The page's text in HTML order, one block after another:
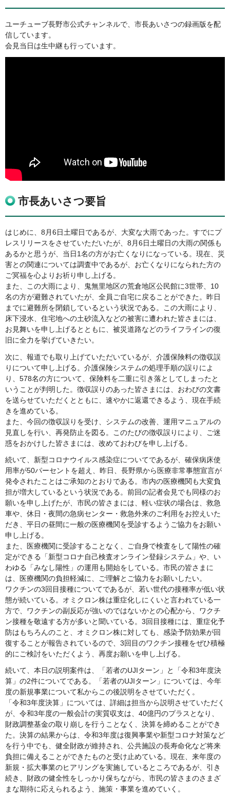
ユーチューブ長野市公式チャンネルで、市長あいさつの録画版を配
信しています。
会見当日は生中継も行っています。
市長あいさつ要旨
はじめに、8月6日土曜日であるが、大変な大雨であった。すでにプ
レスリリースをさせていただいたが、8月6日土曜日の大雨の関係も
あるかと思うが、当日1名の方がお亡くなりになっている。現在、災
害との関連については調査中であるが、お亡くなりになられた方の
ご冥福を心よりお祈り申し上げる。
また、この大雨により、鬼無里地区の荒倉地区公民館に3世帯、10
名の方が避難されていたが、全員ご自宅に戻ることができた。昨日
までに避難所を閉鎖しているという状況である。この大雨により、
床下浸水、住宅地への土砂流入などの被害に遭われた皆さまには、
お見舞いを申し上げるとともに、被災道路などのライフラインの復
旧に全力を挙げていきたい。
次に、報道でも取り上げていただいているが、介護保険料の徴収誤
りについて申し上げる。介護保険システムの処理手順の誤りによ
り、578名の方について、保険料を二重に引き落としてしまったと
いうことが判明した。徴収誤りのあった皆さまには、おわびの文書
を送らせていただくとともに、速やかに返還できるよう、現在手続
きを進めている。
また、今回の徴収誤りを受け、システムの改善、運用マニュアルの
見直しを行い、再発防止を図る。このたびの徴収誤りにより、ご迷
惑をおかけした皆さまには、改めておわびを申し上げる。
続いて、新型コロナウイルス感染症についてであるが、確保病床使
用率が50パーセントを超え、昨日、長野県から医療非常事態宣言が
発令されたことはご承知のとおりである。市内の医療機関も大変負
担が増大しているという状況である。前回の記者会見でも同様のお
願いを申し上げたが、市民の皆さまには、軽い症状の場合は、救急
車や、休日・夜間の急病センター・救急外来のご利用をお控えいた
だき、平日の昼間に一般の医療機関を受診するようご協力をお願い
申し上げる。
また、医療機関に受診することなく、ご自身で検査をして陽性の確
定ができる「新型コロナ自己検査オンライン登録システム」や、い
わゆる「みなし陽性」の運用も開始をしている。市民の皆さまに
は、医療機関の負担軽減に、ご理解とご協力をお願いしたい。
ワクチンの3回目接種についてであるが、若い世代の接種率が低い状
態が続いている。オミクロン株は重症化しにくいと言われている一
方で、ワクチンの副反応が強いのではないかとの心配から、ワクチ
ン接種を敬遠する方が多いと聞いている。3回目接種には、重症化予
防はもちろんのこと、オミクロン株に対しても、感染予防効果が回
復することが報告されているので、3回目のワクチン接種をぜひ積極
的にご検討をいただくよう、再度お願いを申し上げる。
続いて、本日の説明案件は、「若者のUJIターン」と「令和3年度決
算」の2件についてである。「若者のUJIターン」については、今年
度の新規事業について私からこの後説明をさせていただく。
「令和3年度決算」については、詳細は担当から説明させていただく
が、令和3年度の一般会計の実質収支は、40億円のプラスとなり、
財政調整基金の取り崩しを行うことなく、決算を締めることができ
た。決算の結果からは、令和3年度は復興事業や新型コロナ対策など
を行う中でも、健全財政が維持され、公共施設の長寿命化など将来
負担に備えることができたものと受け止めている。現在、来年度の
新規・拡大事業のヒアリングを実施しているところであるが、引き
続き、財政の健全性をしっかり保ちながら、市民の皆さまのさまざ
まな期待に応えられるよう、施策・事業を進めていく。